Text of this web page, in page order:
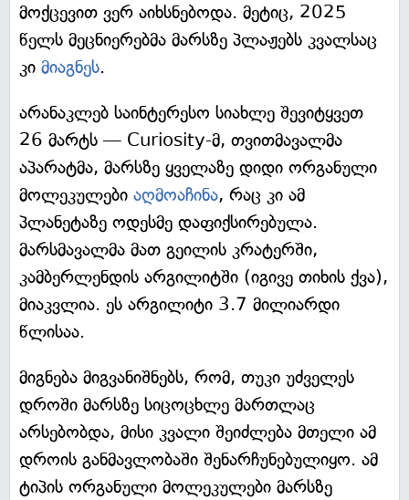
მოქცევით ვერ აიხსნებოდა. მეტიც, 2025
წელს მეცნიერებმა მარსზე პლაჟებს კვალსაც
კი მიაგნეს.
არანაკლებ საინტერესო სიახლე შევიტყვეთ
26 მარტს — Curiosity-მ, თვითმავალმა
აპარატმა, მარსზე ყველაზე დიდი ორგანული
მოლეკულები აღმოაჩინა, რაც კი ამ
პლანეტაზე ოდესმე დაფიქსირებულა.
მარსმავალმა მათ გეილის კრატერში,
კამბერლენდის არგილიტში (იგივე თიხის ქვა),
მიაკვლია. ეს არგილიტი 3.7 მილიარდი
წლისაა.
მიგნება მიგვანიშნებს, რომ, თუკი უძველეს
დროში მარსზე სიცოცხლე მართლაც
არსებობდა, მისი კვალი შეიძლება მთელი ამ
დროის განმავლობაში შენარჩუნებულიყო. ამ
ტიპის ორგანული მოლეკულები მარსზე